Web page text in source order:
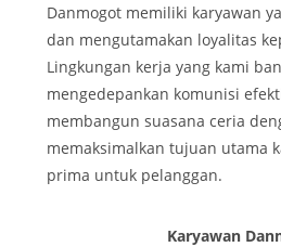
Danmogot memiliki karyawan
dan mengutamakan loyalitas
Lingkungan kerja yang kami
mengedepankan komunisi
membangun suasana ceria
memaksimalkan tujuan utama
prima untuk pelanggan.
Karyawan